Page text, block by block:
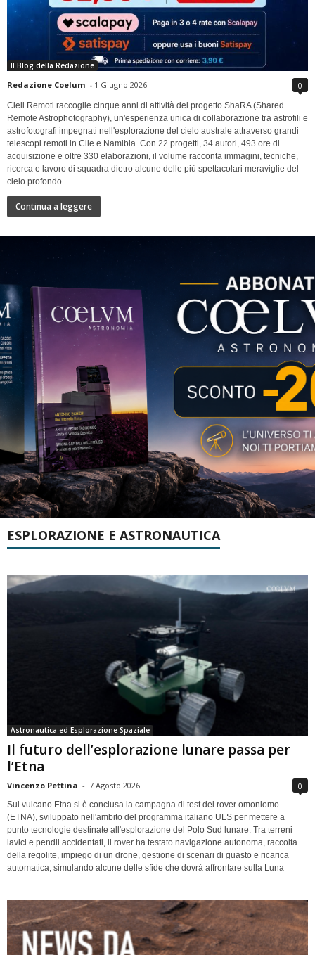
Il Blog della Redazione
Redazione Coelum - 1 Giugno 2026 0
Cieli Remoti raccoglie cinque anni di attività del progetto ShaRA (Shared
Remote Astrophotography), un'esperienza unica di collaborazione tra astrofili e
astrofotografi impegnati nell'esplorazione del cielo australe attraverso grandi
telescopi remoti in Cile e Namibia. Con 22 progetti, 34 autori, 493 ore di
acquisizione e oltre 330 elaborazioni, il volume racconta immagini, tecniche,
ricerca e lavoro di squadra dietro alcune delle più spettacolari meraviglie del
cielo profondo.
Continua a leggere
ESPLORAZIONE E ASTRONAUTICA
Astronautica ed Esplorazione Spaziale
Il futuro dell’esplorazione lunare passa per
l’Etna
Vincenzo Pettina - 7 Agosto 2026 0
Sul vulcano Etna si è conclusa la campagna di test del rover omoniomo
(ETNA), sviluppato nell'ambito del programma italiano ULS per mettere a
punto tecnologie destinate all'esplorazione del Polo Sud lunare. Tra terreni
lavici e pendii accidentati, il rover ha testato navigazione autonoma, raccolta
della regolite, impiego di un drone, gestione di scenari di guasto e ricarica
automatica, simulando alcune delle sfide che dovrà affrontare sulla Luna